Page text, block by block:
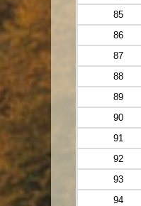
85
86
87
88
89
90
91
92
93
94